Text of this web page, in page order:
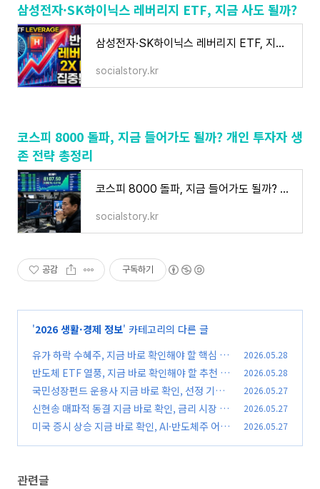
삼성전자·SK하이닉스 레버리지 ETF, 지금 사도 될까?
삼성전자·SK하이닉스 레버리지 ETF, 지금 사도 될까?
socialstory.kr
코스피 8000 돌파, 지금 들어가도 될까? 개인 투자자 생
존 전략 총정리
코스피 8000 돌파, 지금 들어가도 될까? 개인 투자자 생존 전략 총정리
socialstory.kr
공감 구독하기
'2026 생활·경제 정보' 카테고리의 다른 글
유가 하락 수혜주, 지금 바로 확인해야 할 핵심 종
목과 투자 기준 (0)
2026.05.28
반도체 ETF 열풍, 지금 바로 확인해야 할 추천 종
목과 투자 기준 (0)
2026.05.28
국민성장펀드 운용사 지금 바로 확인, 선정 기준
과 투자 전략 필수 체크 (0)
2026.05.27
신현송 매파적 동결 지금 바로 확인, 금리 시장 흔
드는 핵심 이유 (0)
2026.05.27
미국 증시 상승 지금 바로 확인, AI·반도체주 어디
2026.05.27
관련글